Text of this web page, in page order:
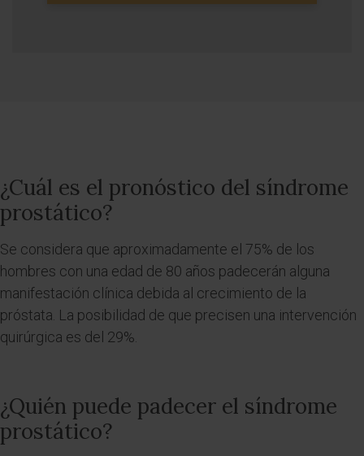
¿Cuál es el pronóstico del síndrome
prostático?
Se considera que aproximadamente el 75% de los
hombres con una edad de 80 años padecerán alguna
manifestación clínica debida al crecimiento de la
próstata. La posibilidad de que precisen una intervención
quirúrgica es del 29%.
¿Quién puede padecer el síndrome
prostático?